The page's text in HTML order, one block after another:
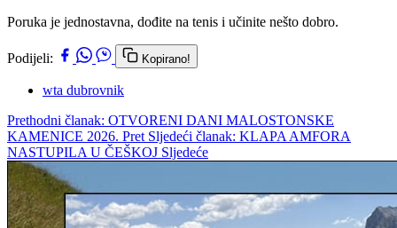
Poruka je jednostavna, dođite na tenis i učinite nešto dobro.
Podijeli: Kopirano!
wta dubrovnik
Prethodni članak: OTVORENI DANI MALOSTONSKE
KAMENICE 2026. Pret Sljedeći članak: KLAPA AMFORA
NASTUPILA U ČEŠKOJ Sljedeće